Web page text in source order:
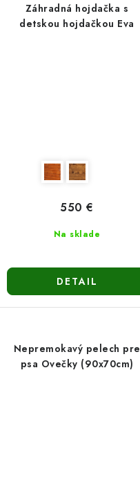
Záhradná hojdačka s
detskou hojdačkou Eva
Na sklade
550 €
DETAIL
Nepremokavý pelech pre
psa Ovečky (90x70cm)